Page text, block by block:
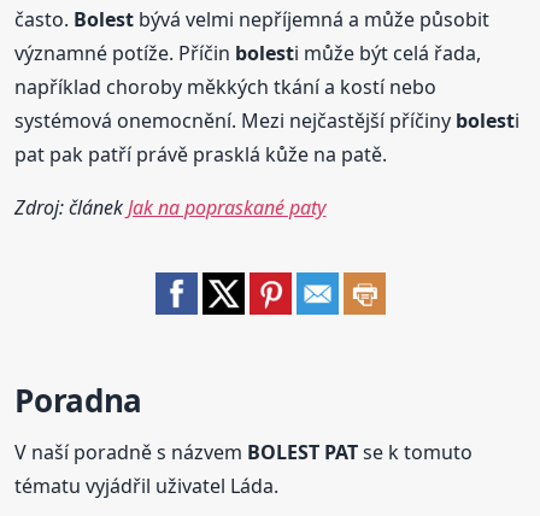
často. Bolest bývá velmi nepříjemná a může působit
významné potíže. Příčin bolesti může být celá řada,
například choroby měkkých tkání a kostí nebo
systémová onemocnění. Mezi nejčastější příčiny bolesti
pat pak patří právě prasklá kůže na patě.
Zdroj: článekJak na popraskané paty
Poradna
V naší poradně s názvem BOLEST PATse k tomuto
tématu vyjádřil uživatel Láda.